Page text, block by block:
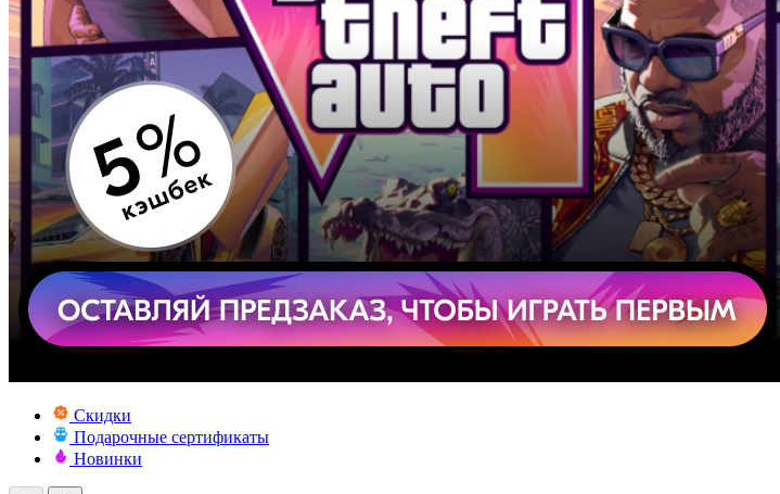
Скидки
Подарочные сертификаты
Новинки